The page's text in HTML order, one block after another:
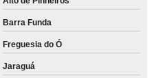
Barra Funda
Freguesia do Ó
Jaraguá